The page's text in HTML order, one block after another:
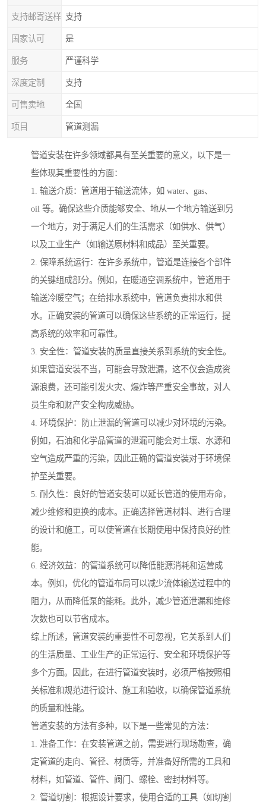
支持邮寄送样 支持
国家认可 是
服务 严谨科学
深度定制 支持
可售卖地 全国
项目 管道测漏
管道安装在许多领域都具有至关重要的意义，以下是一
些体现其重要性的方面：
1. 输送介质：管道用于输送流体，如 water、gas、
oil 等。确保这些介质能够安全、地从一个地方输送到另
一个地方，对于满足人们的生活需求（如供水、供气）
以及工业生产（如输送原材料和成品）至关重要。
2. 保障系统运行：在许多系统中，管道是连接各个部件
的关键组成部分。例如，在暖通空调系统中，管道用于
输送冷暖空气；在给排水系统中，管道负责排水和供
水。正确安装的管道可以确保这些系统的正常运行，提
高系统的效率和可靠性。
3. 安全性：管道安装的质量直接关系到系统的安全性。
如果管道安装不当，可能会导致泄漏，这不仅会造成资
源浪费，还可能引发火灾、爆炸等严重安全事故，对人
员生命和财产安全构成威胁。
4. 环境保护：防止泄漏的管道可以减少对环境的污染。
例如，石油和化学品管道的泄漏可能会对土壤、水源和
空气造成严重的污染，因此正确的管道安装对于环境保
护至关重要。
5. 耐久性：良好的管道安装可以延长管道的使用寿命，
减少维修和更换的成本。正确选择管道材料、进行合理
的设计和施工，可以使管道在长期使用中保持良好的性
能。
6. 经济效益：的管道系统可以降低能源消耗和运营成
本。例如，优化的管道布局可以减少流体输送过程中的
阻力，从而降低泵的能耗。此外，减少管道泄漏和维修
次数也可以节省成本。
综上所述，管道安装的重要性不可忽视，它关系到人们
的生活质量、工业生产的正常运行、安全和环境保护等
多个方面。因此，在进行管道安装时，必须严格按照相
关标准和规范进行设计、施工和验收，以确保管道系统
的质量和性能。
管道安装的方法有多种，以下是一些常见的方法：
1. 准备工作：在安装管道之前，需要进行现场勘查，确
定管道的走向、管径、材质等，并准备好所需的工具和
材料，如管道、管件、阀门、螺栓、密封材料等。
2. 管道切割：根据设计要求，使用合适的工具（如切割